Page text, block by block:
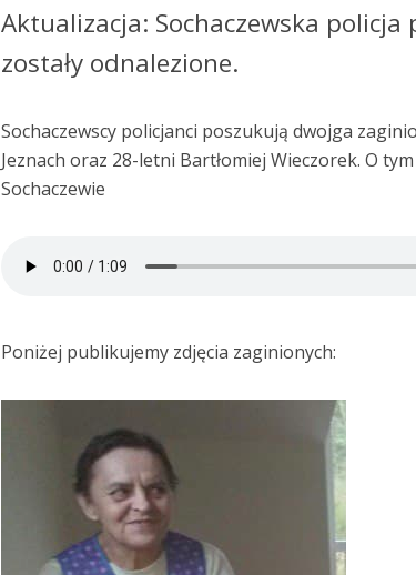
Aktualizacja: Sochaczewska
zostały odnalezione.
Sochaczewscy policjanci poszukują dwojga
Jeznach oraz 28-letni Bartłomiej Wieczorek. O
Sochaczewie
Poniżej publikujemy zdjęcia zaginionych: